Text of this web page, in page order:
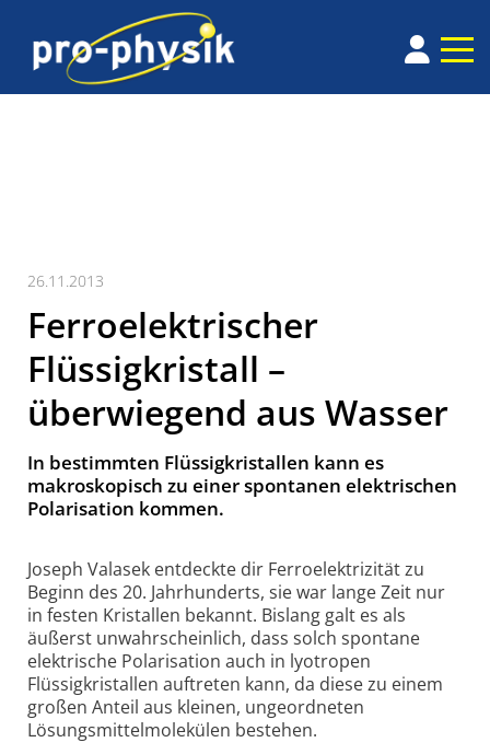
26.11.2013
Ferroelektrischer
Flüssigkristall –
überwiegend aus Wasser
In bestimmten Flüssigkristallen kann es
makroskopisch zu einer spontanen elektrischen
Polarisation kommen.
Joseph Valasek entdeckte dir Ferroelektrizität zu
Beginn des 20. Jahrhunderts, sie war lange Zeit nur
in festen Kristallen bekannt. Bislang galt es als
äußerst unwahrscheinlich, dass solch spontane
elektrische Polarisation auch in lyotropen
Flüssigkristallen auftreten kann, da diese zu einem
großen Anteil aus kleinen, ungeordneten
Lösungsmittelmolekülen bestehen.